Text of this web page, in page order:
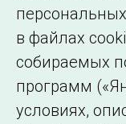
в файлах
собираемых
программ
условиях,